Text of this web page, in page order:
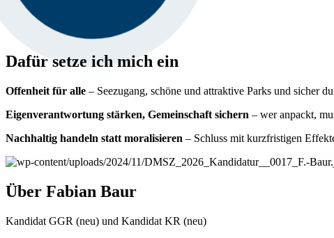
Dafür setze ich mich ein
Offenheit für alle – Seezugang, schöne und attraktive Parks und sicher
Eigenverantwortung stärken, Gemeinschaft sichern – wer anpackt,
Nachhaltig handeln statt moralisieren – Schluss mit kurzfristigen
Über Fabian Baur
Kandidat GGR (neu) und Kandidat KR (neu)